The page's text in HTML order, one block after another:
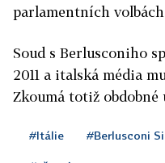
parlamentních
Soud s Berlusconiho
2011 a italská média
Zkoumá totiž obdobné
#Itálie #Berlusconi